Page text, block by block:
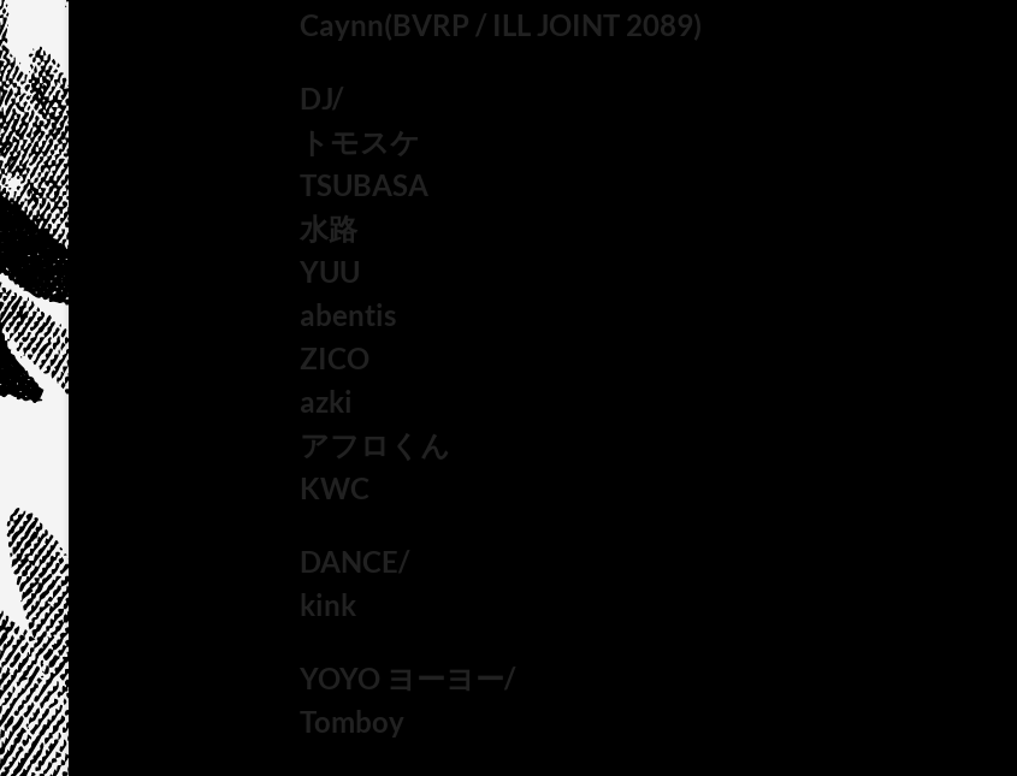
Caynn(BVRP / ILL JOINT 2089)
DJ/
トモスケ
TSUBASA
水路
YUU
abentis
ZICO
azki
アフロくん
KWC
DANCE/
kink
YOYO ヨーヨー/
Tomboy